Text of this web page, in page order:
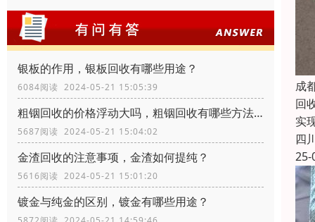
银板的作用，银板回收有哪些用途？
6084阅读 2024-05-21 15:05:39
粗铟回收的价格浮动大吗，粗铟回收有哪些方法？
5687阅读 2024-05-21 15:04:02
金渣回收的注意事项，金渣如何提纯？
5616阅读 2024-05-21 15:01:20
镀金与纯金的区别，镀金有哪些用途？
成
回
实
四
25-